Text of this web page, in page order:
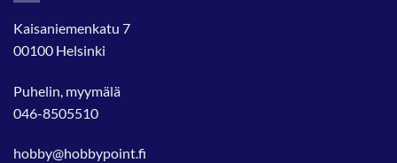
Kaisaniemenkatu 7
00100 Helsinki
Puhelin, myymälä
046-8505510
hobby@hobbypoint.fi